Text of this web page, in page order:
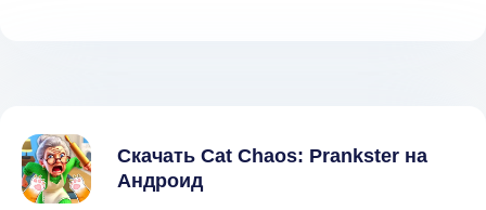
Скачать Cat Chaos: Prankster на
Андроид